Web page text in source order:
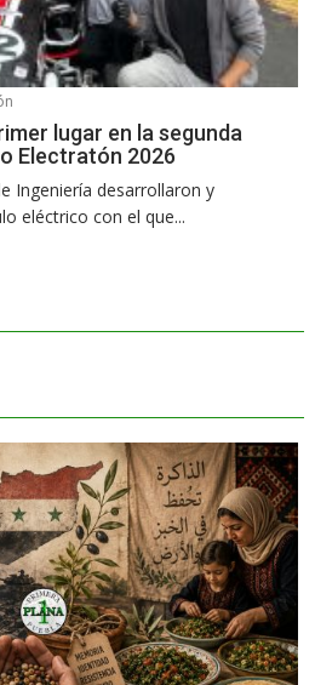
lugar en la segunda
Electratón 2026
Ingeniería desarrollaron y
eléctrico con el que...